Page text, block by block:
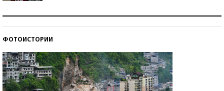
ФОТОИСТОРИИ